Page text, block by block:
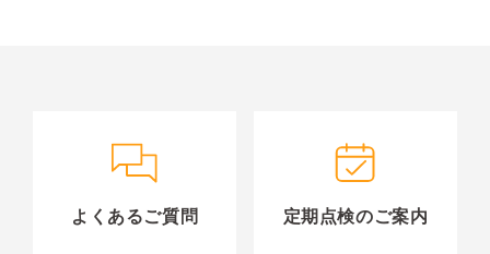
よくあるご質問 定期点検のご案内